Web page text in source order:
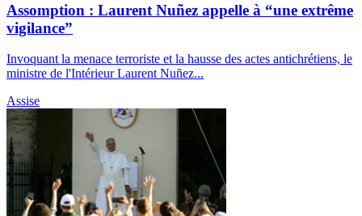
Assomption : Laurent Nuñez appelle à “une extrême
vigilance”
Invoquant la menace terroriste et la hausse des actes antichrétiens, le
ministre de l'Intérieur Laurent Nuñez...
Assise